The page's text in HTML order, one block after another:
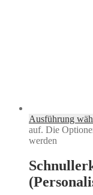
Ausführung
auf. Die
werden